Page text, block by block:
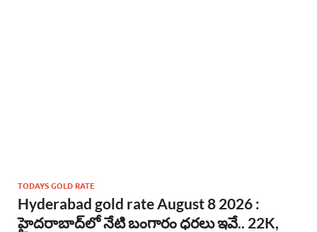
TODAYS GOLD RATE
Hyderabad gold rate August 8 2026 :
హైదరాబాద్‌లో నేటి బంగారం ధరలు ఇవే.. 22K,